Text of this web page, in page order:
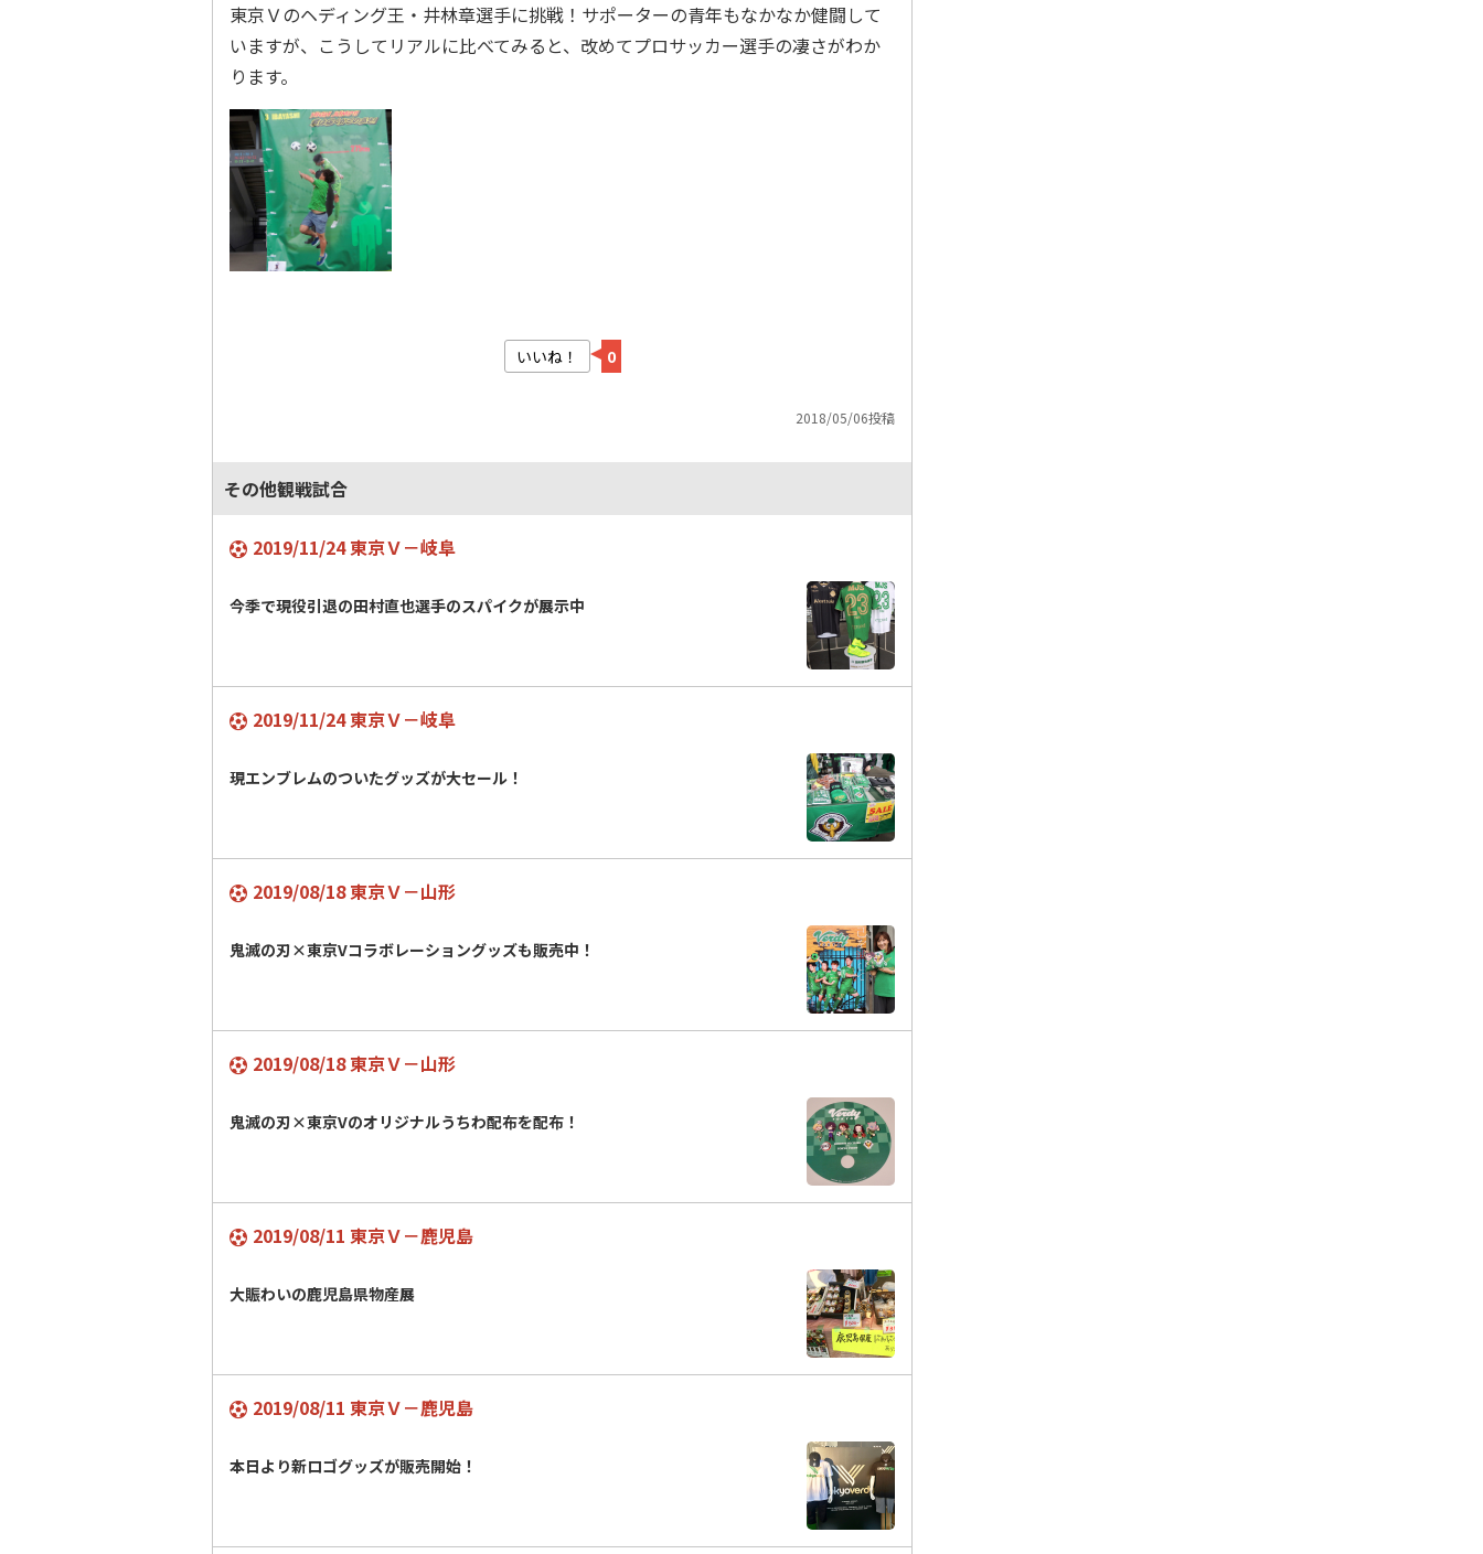
東京Ｖのヘディング王・井林章選手に挑戦！サポーターの青年もなかなか健闘して
いますが、こうしてリアルに比べてみると、改めてプロサッカー選手の凄さがわか
ります。
いいね！ 0
2018/05/06投稿
その他観戦試合
2019/11/24 東京Ｖ－岐阜
今季で現役引退の田村直也選手のスパイクが展示中
2019/11/24 東京Ｖ－岐阜
現エンブレムのついたグッズが大セール！
2019/08/18 東京Ｖ－山形
鬼滅の刃×東京Vコラボレーショングッズも販売中！
2019/08/18 東京Ｖ－山形
鬼滅の刃×東京Vのオリジナルうちわ配布を配布！
2019/08/11 東京Ｖ－鹿児島
大賑わいの鹿児島県物産展
2019/08/11 東京Ｖ－鹿児島
本日より新ロゴグッズが販売開始！